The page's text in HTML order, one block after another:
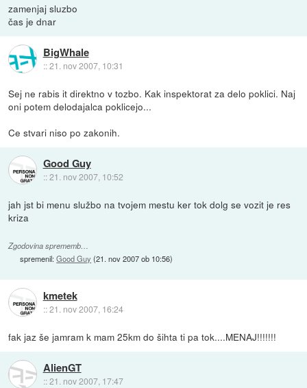
zamenjaj sluzbo
čas je dnar
BigWhale
::21. nov 2007, 10:31
Sej ne rabis it direktno v tozbo. Kak inspektorat za delo poklici. Naj
oni potem delodajalca poklicejo...
Ce stvari niso po zakonih.
Good Guy
::21. nov 2007, 10:52
jah jst bi menu službo na tvojem mestu ker tok dolg se vozit je res
kriza
Zgodovina sprememb…
spremenil:Good Guy (21. nov 2007 ob 10:56)
kmetek
::21. nov 2007, 16:24
fak jaz še jamram k mam 25km do šihta ti pa tok....MENAJ!!!!!!!
AlienGT
::21. nov 2007, 17:47